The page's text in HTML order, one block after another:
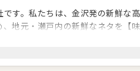
す。私たちは、金沢発の新鮮な高
地元・瀬戸内の新鮮なネタを【味
域に愛される店舗づくりを本格的